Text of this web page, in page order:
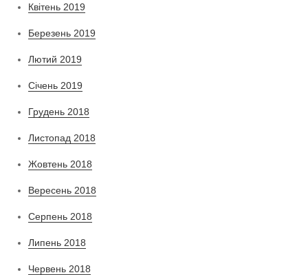
Квітень 2019
Березень 2019
Лютий 2019
Січень 2019
Грудень 2018
Листопад 2018
Жовтень 2018
Вересень 2018
Серпень 2018
Липень 2018
Червень 2018